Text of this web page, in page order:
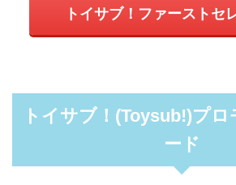
トイサブ！ファーストセ
トイサブ！(Toysub!)プロ
ード